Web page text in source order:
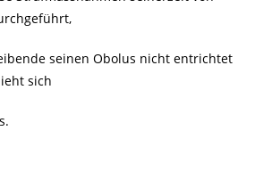
seinen Obolus nicht entrichtet
sich